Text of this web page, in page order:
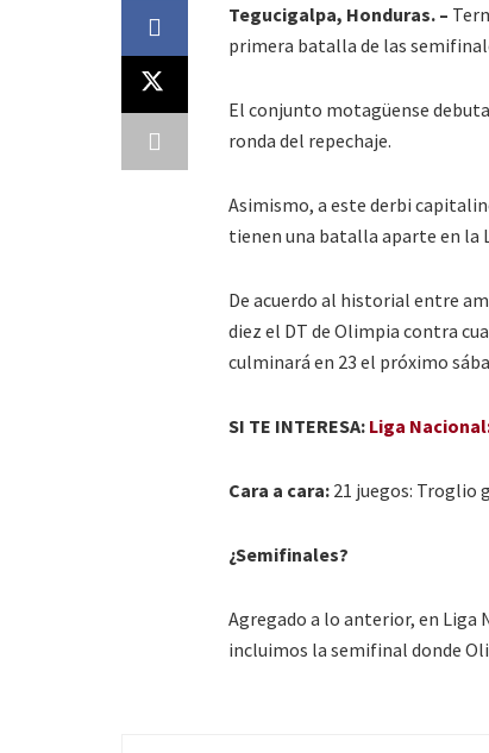
Tegucigalpa, Honduras. –
primera batalla de las
El conjunto motagüense
ronda del repechaje.
Asimismo, a este derbi
tienen una batalla aparte en la
De acuerdo al historial entre
diez el DT de Olimpia contra
culminará en 23 el próximo
SI TE INTERESA: Liga
Cara a cara: 21 juegos: Troglio
¿Semifinales?
Agregado a lo anterior, en Liga
incluimos la semifinal donde